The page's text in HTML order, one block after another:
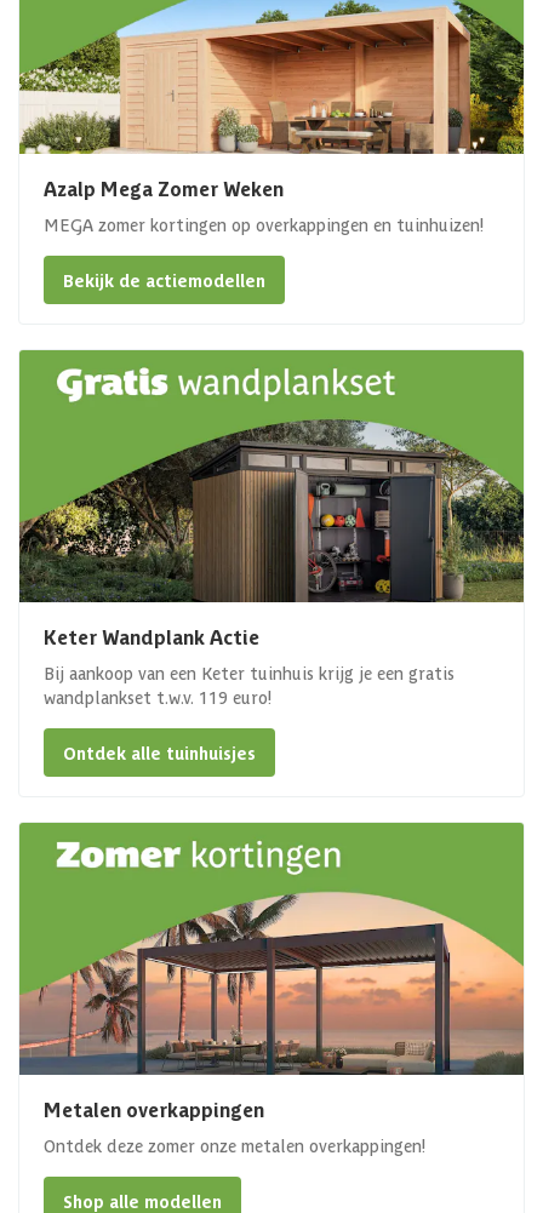
Azalp Mega Zomer Weken
MEGA zomer kortingen op overkappingen en tuinhuizen!
Bekijk de actiemodellen
Keter Wandplank Actie
Bij aankoop van een Keter tuinhuis krijg je een gratis
wandplankset t.w.v. 119 euro!
Ontdek alle tuinhuisjes
Metalen overkappingen
Ontdek deze zomer onze metalen overkappingen!
Shop alle modellen